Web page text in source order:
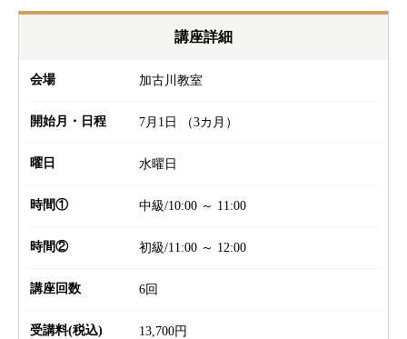
講座詳細
会場 加古川教室
開始月・日程 7月1日 （3カ月）
曜日 水曜日
時間① 中級/10:00 ～ 11:00
時間② 初級/11:00 ～ 12:00
講座回数 6回
受講料(税込) 13,700円